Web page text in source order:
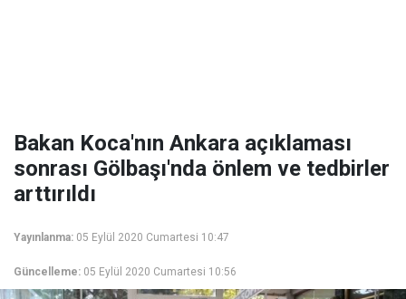
Bakan Koca'nın Ankara açıklaması
sonrası Gölbaşı'nda önlem ve tedbirler
arttırıldı
Yayınlanma: 05 Eylül 2020 Cumartesi 10:47
Güncelleme: 05 Eylül 2020 Cumartesi 10:56